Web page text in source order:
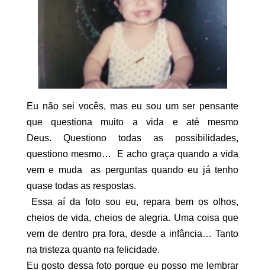
Eu não sei vocês, mas eu sou um ser pensante
que questiona muito a vida e até mesmo
Deus. Questiono todas as possibilidades,
questiono mesmo… E acho graça quando a vida
vem e muda as perguntas quando eu já tenho
quase todas as respostas.
Essa aí da foto sou eu, repara bem os olhos,
cheios de vida, cheios de alegria. Uma coisa que
vem de dentro pra fora, desde a infância… Tanto
na tristeza quanto na felicidade.
Eu gosto dessa foto porque eu posso me lembrar